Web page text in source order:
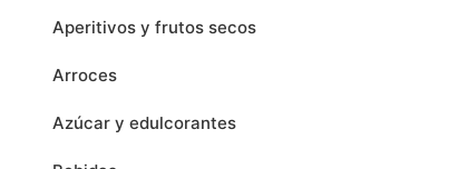
Aperitivos y frutos secos
Arroces
Azúcar y edulcorantes